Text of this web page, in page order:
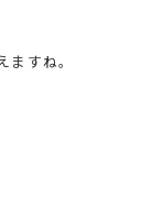
すね。